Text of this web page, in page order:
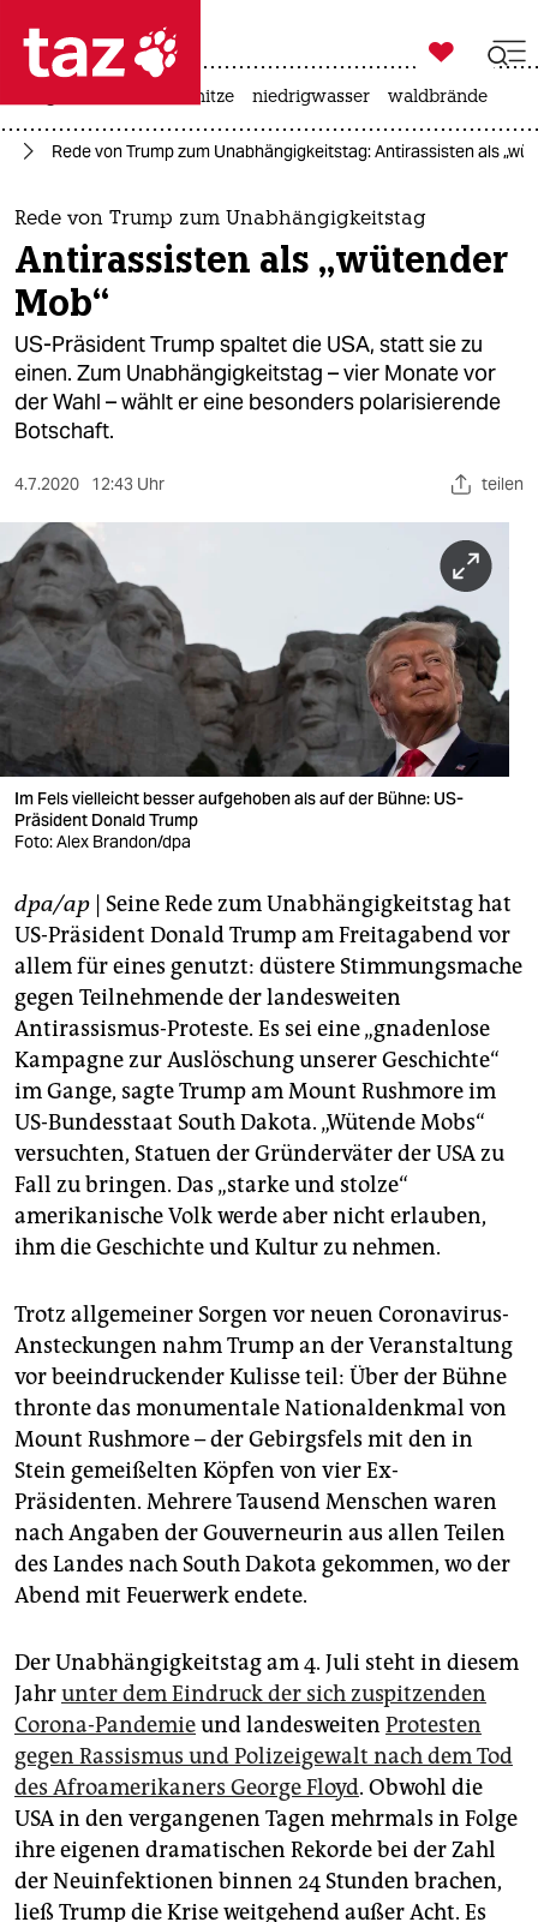
 taz zahl ich
taz zahl ich
themen
politik
öko
gesellschaft
kultur
sport
berlin
nord
wahrheit
verlag
verlag
veranstaltungen
shop
fragen & hilfe
unterstützen
abo
genossenschaft
epaper login

taz zahl ich
hitze niedrigwasser waldbrände
Rede von Trump zum Unabhängigkeitstag: Antirassisten als
Rede von Trump zum Unabhängigkeitstag
Antirassisten als „wütender
Mob“
US-Präsident Trump spaltet die USA, statt sie zu
einen. Zum Unabhängigkeitstag – vier Monate vor
der Wahl – wählt er eine besonders polarisierende
Botschaft.
4.7.2020 12:43 Uhr teilen
Im Fels vielleicht besser aufgehoben als auf der Bühne: US-
Präsident Donald Trump
Foto: Alex Brandon/dpa
dpa/ap | Seine Rede zum Unabhängigkeitstag hat
US-Präsident Donald Trump am Freitagabend vor
allem für eines genutzt: düstere Stimmungsmache
gegen Teilnehmende der landesweiten
Antirassismus-Proteste. Es sei eine „gnadenlose
Kampagne zur Auslöschung unserer Geschichte“
im Gange, sagte Trump am Mount Rushmore im
US-Bundesstaat South Dakota. „Wütende Mobs“
versuchten, Statuen der Gründerväter der USA zu
Fall zu bringen. Das „starke und stolze“
amerikanische Volk werde aber nicht erlauben,
ihm die Geschichte und Kultur zu nehmen.
Trotz allgemeiner Sorgen vor neuen Coronavirus-
Ansteckungen nahm Trump an der Veranstaltung
vor beeindruckender Kulisse teil: Über der Bühne
thronte das monumentale Nationaldenkmal von
Mount Rushmore – der Gebirgsfels mit den in
Stein gemeißelten Köpfen von vier Ex-
Präsidenten. Mehrere Tausend Menschen waren
nach Angaben der Gouverneurin aus allen Teilen
des Landes nach South Dakota gekommen, wo der
Abend mit Feuerwerk endete.
Der Unabhängigkeitstag am 4. Juli steht in diesem
Jahrunter dem Eindruck der sich zuspitzenden
Corona-Pandemieund landesweiten Protesten
gegen Rassismus und Polizeigewalt nach dem Tod
des Afroamerikaners George Floyd. Obwohl die
USA in den vergangenen Tagen mehrmals in Folge
ihre eigenen dramatischen Rekorde bei der Zahl
der Neuinfektionen binnen 24 Stunden brachen,
ließ Trump die Krise weitgehend außer Acht. Es